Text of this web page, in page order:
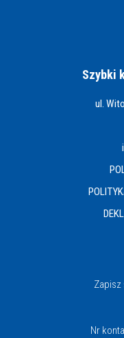
Szybki
ul.
Zapisz
Nr